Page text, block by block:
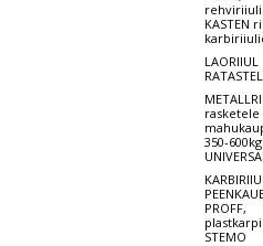
KASTEN
LAORIIUL
rasketele
350-600kg
PROFF,
STEMO